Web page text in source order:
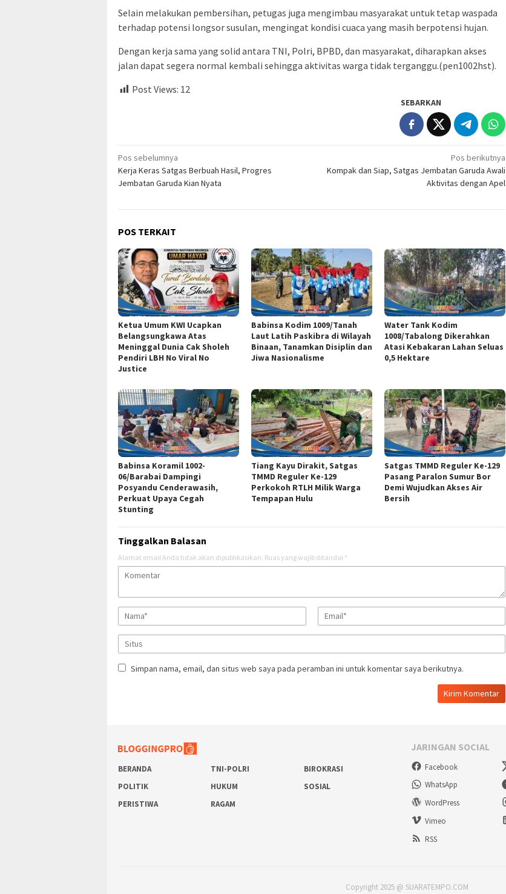
Selain melakukan pembersihan, petugas juga mengimbau masyarakat untuk tetap waspada
terhadap potensi longsor susulan, mengingat kondisi cuaca yang masih berpotensi hujan.
Dengan kerja sama yang solid antara TNI, Polri, BPBD, dan masyarakat, diharapkan akses
jalan dapat segera normal kembali sehingga aktivitas warga tidak terganggu.(pen1002hst).
Post Views: 12
SEBARKAN
Navigasi
pos
Pos sebelumnya
Kerja Keras Satgas Berbuah Hasil, Progres
Jembatan Garuda Kian Nyata
Pos berikutnya
Kompak dan Siap, Satgas Jembatan Garuda Awali
Aktivitas dengan Apel
POS TERKAIT
Ketua Umum KWI Ucapkan
Belangsungkawa Atas
Meninggal Dunia Cak Sholeh
Pendiri LBH No Viral No
Justice
Babinsa Kodim 1009/Tanah
Laut Latih Paskibra di Wilayah
Binaan, Tanamkan Disiplin dan
Jiwa Nasionalisme
Water Tank Kodim
1008/Tabalong Dikerahkan
Atasi Kebakaran Lahan Seluas
0,5 Hektare
Babinsa Koramil 1002-
06/Barabai Dampingi
Posyandu Cenderawasih,
Perkuat Upaya Cegah
Stunting
Tiang Kayu Dirakit, Satgas
TMMD Reguler Ke-129
Perkokoh RTLH Milik Warga
Tempapan Hulu
Satgas TMMD Reguler Ke-129
Pasang Paralon Sumur Bor
Demi Wujudkan Akses Air
Bersih
Tinggalkan Balasan
Alamat email Anda tidak akan dipublikasikan. Ruas yang wajib ditandai *
Simpan nama, email, dan situs web saya pada peramban ini untuk komentar saya berikutnya.
BERANDA TNI-POLRI
BIROKRASI
POLITIK
HUKUM
SOSIAL
PERISTIWA
RAGAM
JARINGAN SOCIAL
Facebook
WhatsApp
WordPress
Vimeo
RSS
Copyright 2025 @ SUARATEMPO.COM